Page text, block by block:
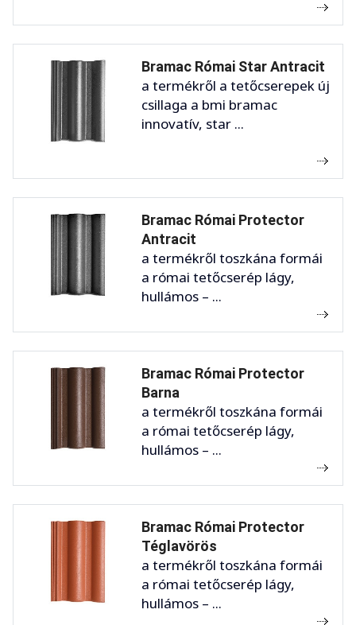
Bramac Római Star Antracit
a termékről a tetőcserepek új
csillaga a bmi bramac
innovatív, star ...
Bramac Római Protector
Antracit
a termékről toszkána formái
a római tetőcserép lágy,
hullámos – ...
Bramac Római Protector
Barna
a termékről toszkána formái
a római tetőcserép lágy,
hullámos – ...
Bramac Római Protector
Téglavörös
a termékről toszkána formái
a római tetőcserép lágy,
hullámos – ...